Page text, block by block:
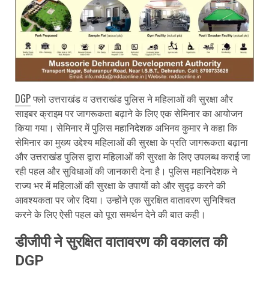
DGPफ्लो उत्तराखंड व उत्तराखंड पुलिस ने महिलाओं की सुरक्षा और
साइबर क्राइम पर जागरूकता बढ़ाने के लिए एक सेमिनार का आयोजन
किया गया। सेमिनार में पुलिस महानिदेशक अभिनव कुमार ने कहा कि
सेमिनार का मुख्य उद्देश्य महिलाओं की सुरक्षा के प्रति जागरूकता बढ़ाना
और उत्तराखंड पुलिस द्वारा महिलाओं की सुरक्षा के लिए उपलब्ध कराई जा
रही पहल और सुविधाओं की जानकारी देना है। पुलिस महानिदेशक ने
राज्य भर में महिलाओं की सुरक्षा के उपायों को और सुदृढ़ करने की
आवश्यकता पर जोर दिया। उन्होंने एक सुरक्षित वातावरण सुनिश्चित
करने के लिए ऐसी पहल को पूरा समर्थन देने की बात कही।
डीजीपी ने सुरक्षित वातावरण की वकालत की
DGP